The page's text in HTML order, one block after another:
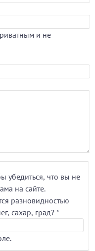
и не
убедиться, что вы не
на сайте.
разновидностью
сахар, град?*